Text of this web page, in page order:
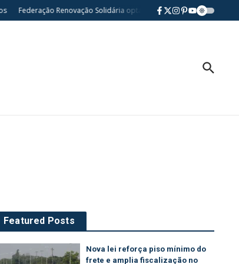
Federação Renovação Solidária opta por neutralidade nas
Featured Posts
Nova lei reforça piso mínimo do
frete e amplia fiscalização no